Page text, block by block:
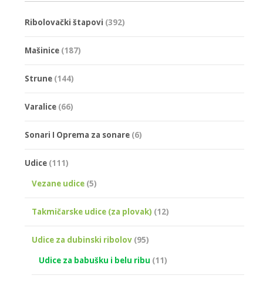
Ribolovački štapovi (392)
Mašinice (187)
Strune (144)
Varalice (66)
Sonari I Oprema za sonare (6)
Udice (111)
Vezane udice (5)
Takmičarske udice (za plovak) (12)
Udice za dubinski ribolov (95)
Udice za babušku i belu ribu (11)